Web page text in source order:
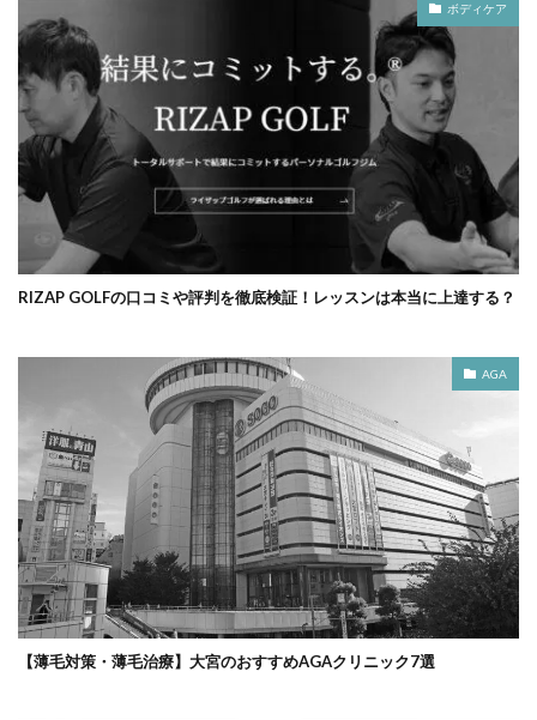
ボディケア
RIZAP GOLFの口コミや評判を徹底検証！レッスンは本当に上達する？
AGA
【薄毛対策・薄毛治療】大宮のおすすめAGAクリニック7選